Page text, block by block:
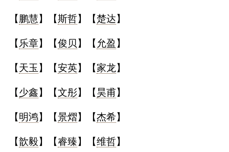
【鹏慧】【斯哲】【楚达】
【 乐章】【俊贝 】【 允盈 】
【天玉 】【安英】【家龙】
【少鑫】【文彤】【昊甫】
【明鸿】【景熠】【杰希】
【歆毅】【睿臻】【维哲】